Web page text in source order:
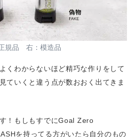
規品 右：模造品
くわからないほど精巧な作りをして
ていくと違う点が数おおく出てきま
！もしもすでにGoal Zero
を持ってる方がいたら自分のもの